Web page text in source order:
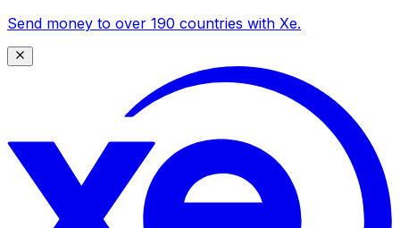
Send money to over 190 countries with Xe.